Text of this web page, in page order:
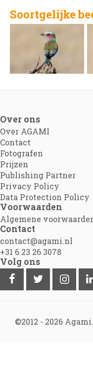
Soortgelijke
Over ons
Over AGAMI
Contact
Fotografen
Prijzen
Publishing Partner
Privacy Policy
Data Protection Policy
Voorwaarden
Algemene
Contact
contact@agami.nl
+31 6 23 26 3078
Volg ons
©2012 - 2026